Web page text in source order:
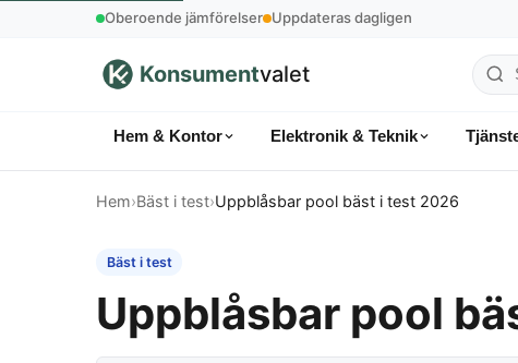
Oberoende jämförelser Uppdateras dagligen
Konsumentvalet
Sök
Hem & Kontor Elektronik & Teknik
Hem›Bäst i test›Uppblåsbar pool bäst i test 2026
Bäst i test
Uppblåsbar pool